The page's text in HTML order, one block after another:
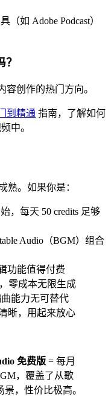
如 Adobe Podcast）
创作的热门方向。
到精通 指南，了解如何
中。
熟。如果你是：
，每天 50 credits 足够
Audio（BGM）组合
功能值得付费
零成本无限生成
能力无可替代
晰，用起来放心
免费版 = 每月
，覆盖了从歌
，性价比极高。